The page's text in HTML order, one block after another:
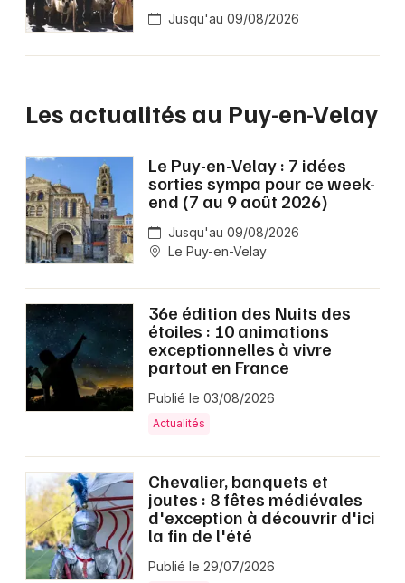
Jusqu'au 09/08/2026
Les actualités au Puy-en-Velay
Le Puy-en-Velay : 7 idées
sorties sympa pour ce week-
end (7 au 9 août 2026)
Jusqu'au 09/08/2026
Le Puy-en-Velay
36e édition des Nuits des
étoiles : 10 animations
exceptionnelles à vivre
partout en France
Publié le 03/08/2026
Actualités
Chevalier, banquets et
joutes : 8 fêtes médiévales
d'exception à découvrir d'ici
la fin de l'été
Publié le 29/07/2026